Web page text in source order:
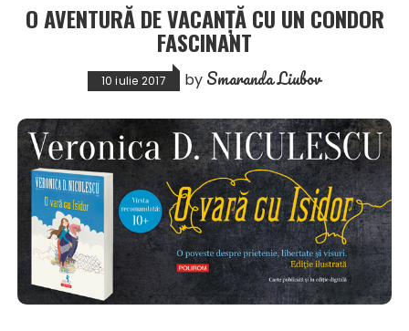
O AVENTURĂ DE VACANȚĂ CU UN CONDOR
FASCINANT
10 iulie 2017 by Smaranda Liubov